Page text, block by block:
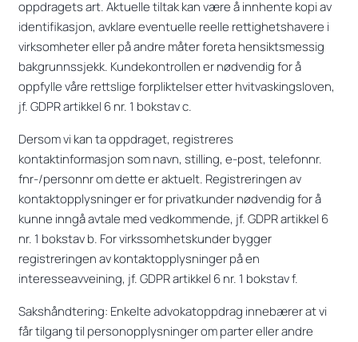
oppdragets art. Aktuelle tiltak kan være å innhente kopi av
identifikasjon, avklare eventuelle reelle rettighetshavere i
virksomheter eller på andre måter foreta hensiktsmessig
bakgrunnssjekk. Kundekontrollen er nødvendig for å
oppfylle våre rettslige forpliktelser etter hvitvaskingsloven,
jf. GDPR artikkel 6 nr. 1 bokstav c.
Dersom vi kan ta oppdraget, registreres
kontaktinformasjon som navn, stilling, e-post, telefonnr.
fnr-/personnr om dette er aktuelt. Registreringen av
kontaktopplysninger er for privatkunder nødvendig for å
kunne inngå avtale med vedkommende, jf. GDPR artikkel 6
nr. 1 bokstav b. For virkssomhetskunder bygger
registreringen av kontaktopplysninger på en
interesseavveining, jf. GDPR artikkel 6 nr. 1 bokstav f.
Sakshåndtering: Enkelte advokatoppdrag innebærer at vi
får tilgang til personopplysninger om parter eller andre